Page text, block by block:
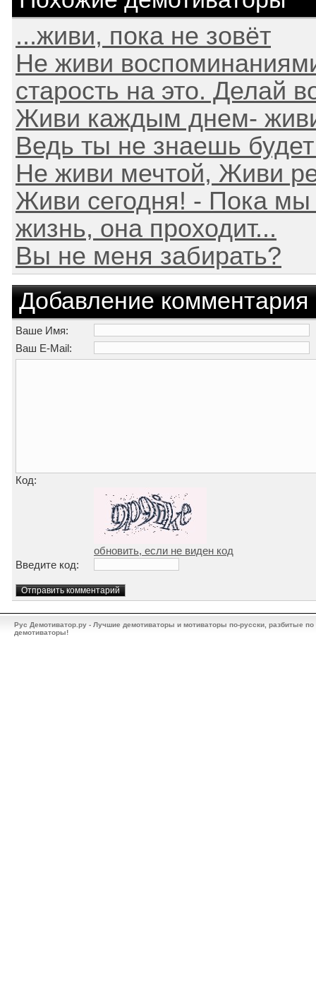
...живи, пока не зовёт
Не живи
старость на это. Делай
Живи каждым днем-
Ведь ты не знаешь
Не живи мечтой, Живи
Живи сегодня! - Пока
жизнь, она проходит...
Вы не меня забирать?
Добавление комментария
Ваше Имя:
Ваш E-Mail:
Код:
обновить, если не виден код
Введите код:
Рус Демотиватор.ру - Лучшие демотиваторы и мотиваторы по-русски, разбитые
демотиваторы!